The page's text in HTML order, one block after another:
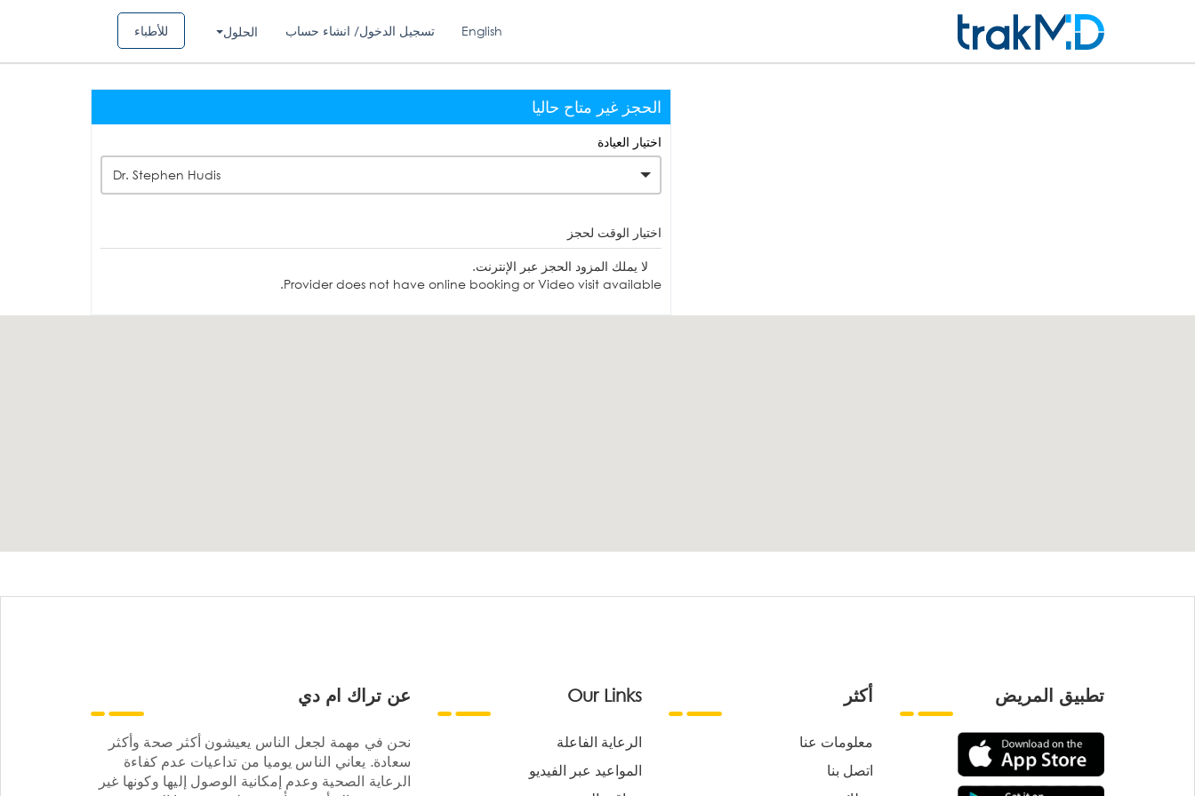
للأطباء الحلول تسجيل الدخول/ انشاء حساب English
الحجز غير متاح حاليا
اختيار العيادة
Dr. Stephen Hudis
اختيار الوقت لحجز
لا يملك المزود الحجز عبر الإنترنت.
Provider does not have online booking or Video visit available.
عن تراك ام دي
نحن في مهمة لجعل الناس يعيشون أكثر صحة وأكثر
سعادة. يعاني الناس يوميا من تداعيات عدم كفاءة
الرعاية الصحية وعدم إمكانية الوصول إليها وكونها غير
Our Links
الرعاية الفاعلة
المواعيد عبر الفيديو
أكثر
معلومات عنا
اتصل بنا
تطبيق المريض